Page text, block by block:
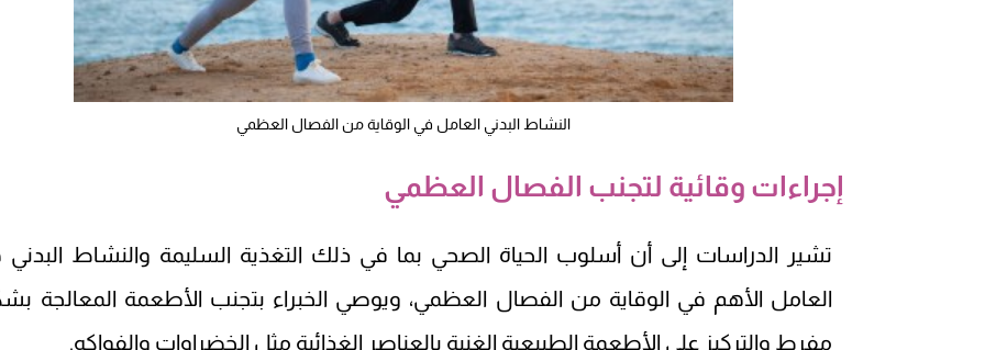
النشاط البدني العامل في الوقاية من الفصال العظمي
إجراءات وقائية لتجنب الفصال العظمي
تشير الدراسات إلى أن أسلوب الحياة الصحي بما في ذلك التغذية السليمة والنشاط
العامل الأهم في الوقاية من الفصال العظمي، ويوصي الخبراء بتجنب الأطعمة المعالجة
مفرط والتركيز على الأطعمة الطبيعية الغنية بالعناصر الغذائية مثل الخضراوات والفواكه.